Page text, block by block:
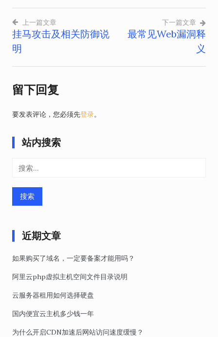
文
章
航
上一篇文章
挂马攻击及相关防御说
明
下一篇文章
最常见Web漏洞释
义
留下回复
要发表评论，您必须先登录。
站内搜索
近期文章
如果购买了域名，一定要备案才能用吗？
阿里云php虚拟主机空间文件目录说明
云服务器租用如何选择硬盘
国内便宜云主机多少钱一年
为什么开启CDN加速后网站访问速度缓慢？